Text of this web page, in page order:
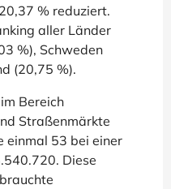
% reduziert.
aller Länder
%), Schweden
(20,75 %).
Bereich
Straßenmärkte
einmal 53 bei einer
Diese